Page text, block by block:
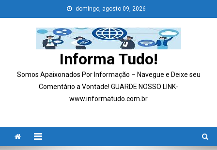
to
domingo, agosto 09, 2026
Informa Tudo!
Somos Apaixonados Por Informação – Navegue e Deixe seu
Comentário a Vontade! GUARDE NOSSO LINK-
www.informatudo.com.br